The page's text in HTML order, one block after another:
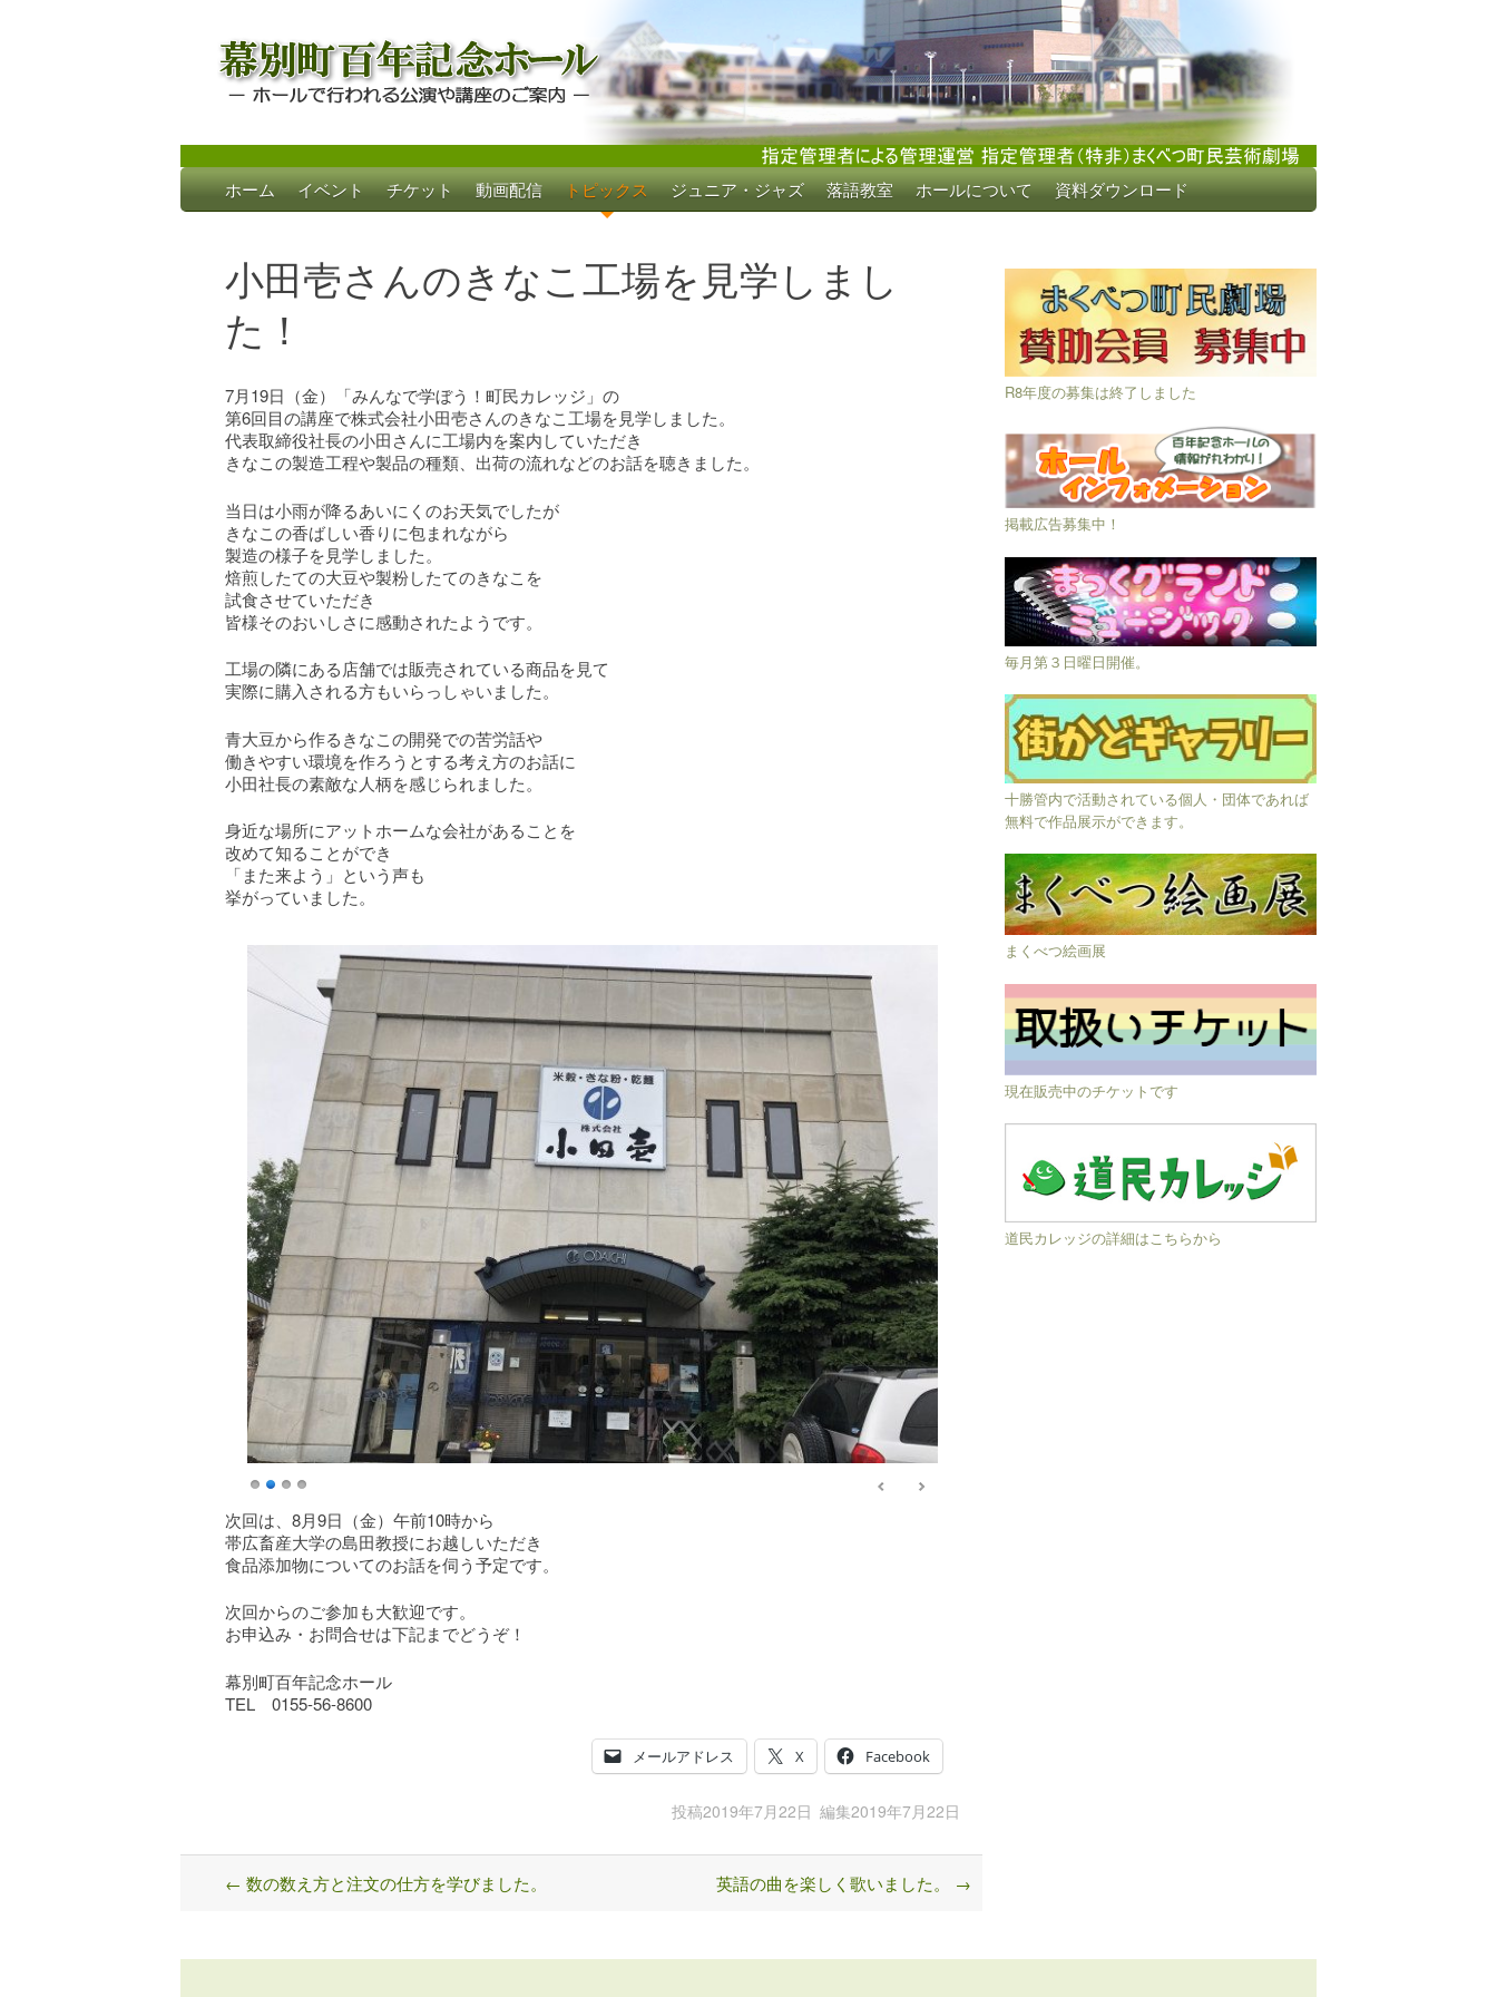
幕別町百年記念ホール
ホールで行われる公演や講座のご案内
Skip
to
ホーム イベント チケット 動画配信 トピックス ジュニア・ジャズ 落語教室 ホールについて 資料ダウンロード
小田壱さんのきなこ工場を見学しまし
た！
7月19日（金）「みんなで学ぼう！町民カレッジ」の
第6回目の講座で株式会社小田壱さんのきなこ工場を見学しました。
代表取締役社長の小田さんに工場内を案内していただき
きなこの製造工程や製品の種類、出荷の流れなどのお話を聴きました。
当日は小雨が降るあいにくのお天気でしたが
きなこの香ばしい香りに包まれながら
製造の様子を見学しました。
焙煎したての大豆や製粉したてのきなこを
試食させていただき
皆様そのおいしさに感動されたようです。
工場の隣にある店舗では販売されている商品を見て
実際に購入される方もいらっしゃいました。
青大豆から作るきなこの開発での苦労話や
働きやすい環境を作ろうとする考え方のお話に
小田社長の素敵な人柄を感じられました。
身近な場所にアットホームな会社があることを
改めて知ることができ
「また来よう」という声も
挙がっていました。
次回は、8月9日（金）午前10時から
帯広畜産大学の島田教授にお越しいただき
食品添加物についてのお話を伺う予定です。
次回からのご参加も大歓迎です。
お申込み・お問合せは下記までどうぞ！
幕別町百年記念ホール
TEL 0155-56-8600
メールアドレス X Facebook
投稿2019年7月22日 編集2019年7月22日
Post
← 数の数え方と注文の仕方を学びました。 英語の曲を楽しく歌いました。 →
R8年度の募集は終了しました
掲載広告募集中！
毎月第３日曜日開催。
十勝管内で活動されている個人・団体であれば
無料で作品展示ができます。
まくべつ絵画展
現在販売中のチケットです
道民カレッジの詳細はこちらから